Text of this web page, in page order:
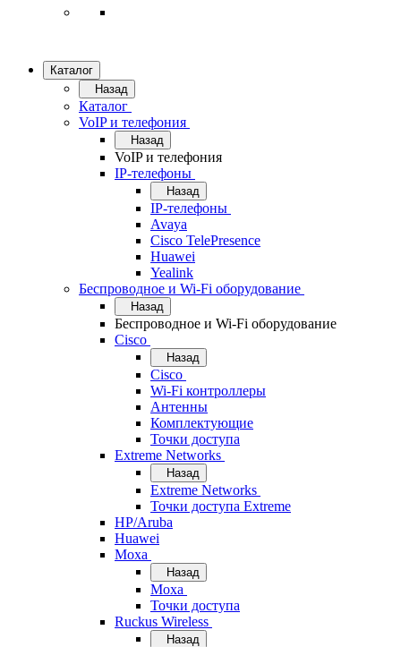
Каталог
Назад
Каталог
VoIP и телефония
Назад
VoIP и телефония
IP-телефоны
Назад
IP-телефоны
Avaya
Cisco TelePresence
Huawei
Yealink
Беспроводное и Wi-Fi оборудование
Назад
Беспроводное и Wi-Fi оборудование
Cisco
Назад
Cisco
Wi-Fi контроллеры
Антенны
Комплектующие
Точки доступа
Extreme Networks
Назад
Extreme Networks
Точки доступа Extreme
HP/Aruba
Huawei
Moxa
Назад
Moxa
Точки доступа
Ruckus Wireless
Назад